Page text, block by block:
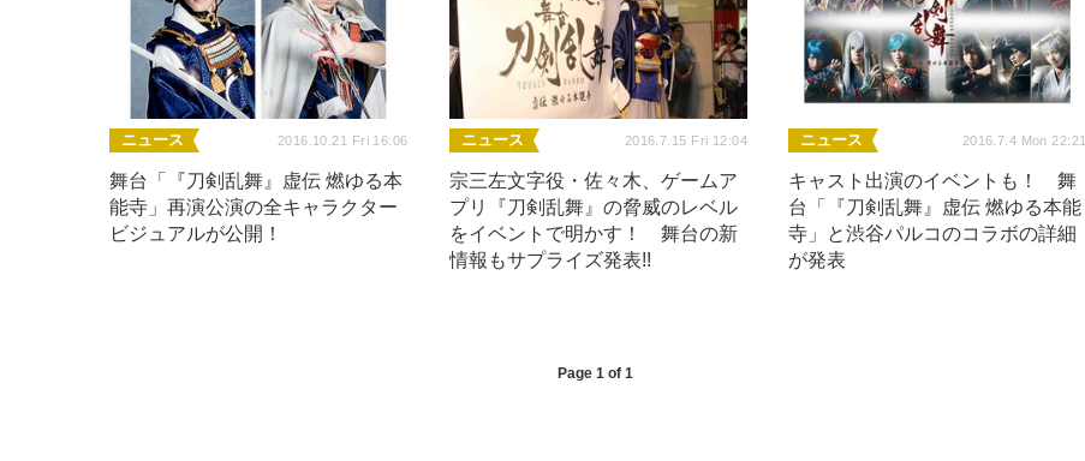
ニュース 2016.10.21 Fri 16:06
舞台「『刀剣乱舞』虚伝 燃ゆる本
能寺」再演公演の全キャラクター
ビジュアルが公開！
ニュース 2016.7.15 Fri 12:04
宗三左文字役・佐々木、ゲームア
プリ『刀剣乱舞』の脅威のレベル
をイベントで明かす！ 舞台の新
情報もサプライズ発表!!
ニュース 2016.7.4 Mon 22:21
キャスト出演のイベントも！ 舞
台「『刀剣乱舞』虚伝 燃ゆる本能
寺」と渋谷パルコのコラボの詳細
が発表
Page 1 of 1